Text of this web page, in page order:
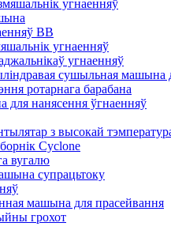
угнаенняў
BB
угнаенняў
угнаенняў
сушыльная машына
ротарнага барабана
для нанясення ўгнаенняў
з высокай
Cyclone
вугалю
супрацьтоку
машына для прасейвання
грохот